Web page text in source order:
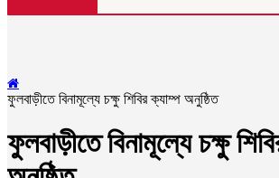
ফুলবাড়ীতে বিনামূল্যে চক্ষু শিবির ক্যাম্প অনুষ্ঠিত
ফুলবাড়ীতে বিনামূল্যে চক্ষু